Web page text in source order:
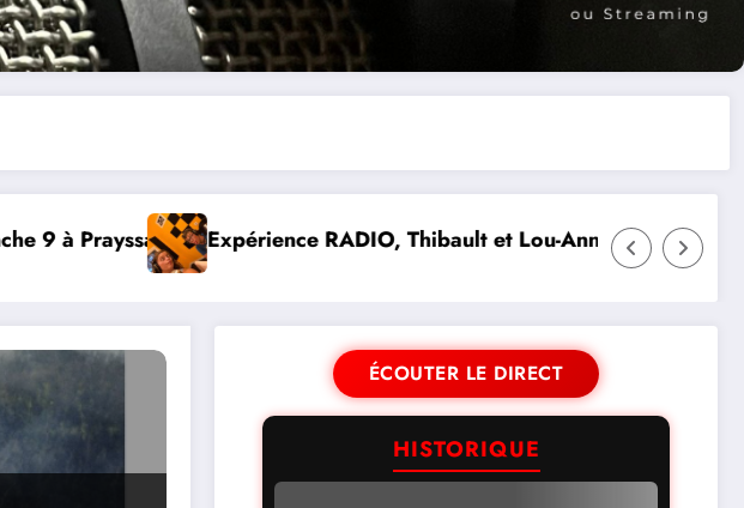
Expérience RADIO, Thibault et Lou-Anne d’OlmetoExpo Forum
ÉCOUTER LE DIRECT
HISTORIQUE